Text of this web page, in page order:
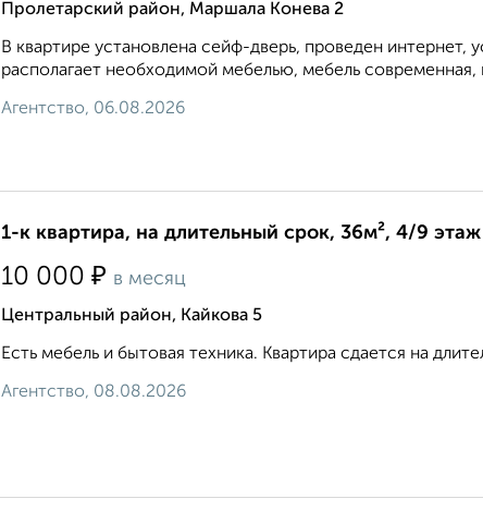
Пролетарский район, Маршала Конева 2
В квартире установлена сейф-дверь, проведен
располагает необходимой мебелью, мебель
Агентство, 06.08.2026
1-к квартира, на длительный срок, 36м², 4/9 этаж
10 000 ₽ в месяц
Центральный район, Кайкова 5
Есть мебель и бытовая техника. Квартира сдается на
Агентство, 08.08.2026